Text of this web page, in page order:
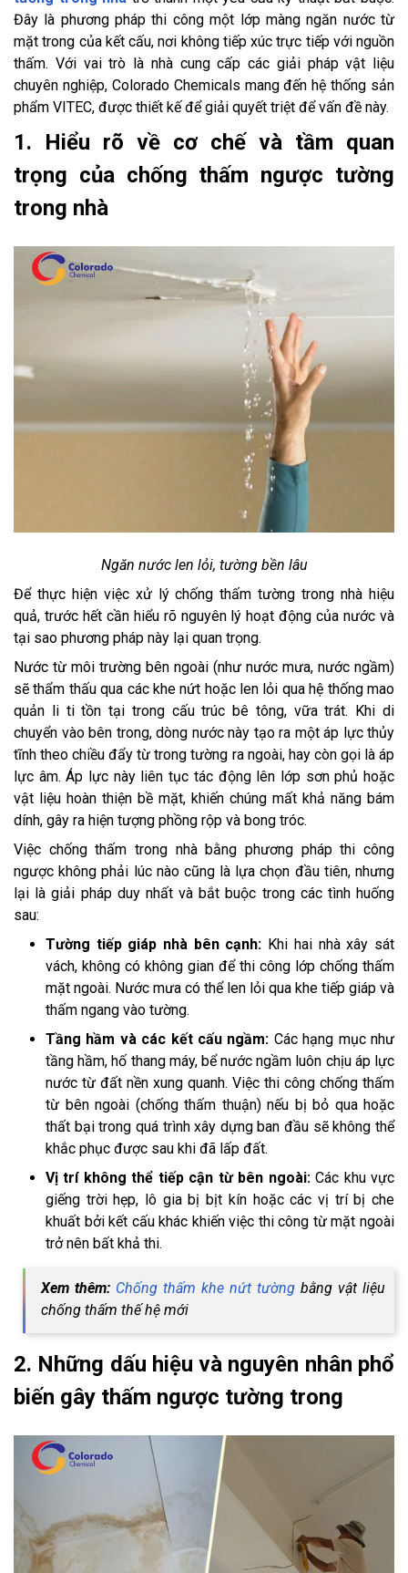
Đây là phương pháp thi công một lớp màng ngăn nước từ
mặt trong của kết cấu, nơi không tiếp xúc trực tiếp với nguồn
thấm. Với vai trò là nhà cung cấp các giải pháp vật liệu
chuyên nghiệp, Colorado Chemicals mang đến hệ thống sản
phẩm VITEC, được thiết kế để giải quyết triệt để vấn đề này.
1. Hiểu rõ về cơ chế và tầm quan
trọng của chống thấm ngược tường
trong nhà
Ngăn nước len lỏi, tường bền lâu
Để thực hiện việc xử lý chống thấm tường trong nhà hiệu
quả, trước hết cần hiểu rõ nguyên lý hoạt động của nước và
tại sao phương pháp này lại quan trọng.
Nước từ môi trường bên ngoài (như nước mưa, nước ngầm)
sẽ thẩm thấu qua các khe nứt hoặc len lỏi qua hệ thống mao
quản li ti tồn tại trong cấu trúc bê tông, vữa trát. Khi di
chuyển vào bên trong, dòng nước này tạo ra một áp lực thủy
tĩnh theo chiều đẩy từ trong tường ra ngoài, hay còn gọi là áp
lực âm. Áp lực này liên tục tác động lên lớp sơn phủ hoặc
vật liệu hoàn thiện bề mặt, khiến chúng mất khả năng bám
dính, gây ra hiện tượng phồng rộp và bong tróc.
Việc chống thấm trong nhà bằng phương pháp thi công
ngược không phải lúc nào cũng là lựa chọn đầu tiên, nhưng
lại là giải pháp duy nhất và bắt buộc trong các tình huống
sau:
Tường tiếp giáp nhà bên cạnh: Khi hai nhà xây sát
vách, không có không gian để thi công lớp chống thấm
mặt ngoài. Nước mưa có thể len lỏi qua khe tiếp giáp và
thấm ngang vào tường.
Tầng hầm và các kết cấu ngầm: Các hạng mục như
tầng hầm, hố thang máy, bể nước ngầm luôn chịu áp lực
nước từ đất nền xung quanh. Việc thi công chống thấm
từ bên ngoài (chống thấm thuận) nếu bị bỏ qua hoặc
thất bại trong quá trình xây dựng ban đầu sẽ không thể
khắc phục được sau khi đã lấp đất.
Vị trí không thể tiếp cận từ bên ngoài:Các khu vực
giếng trời hẹp, lô gia bị bịt kín hoặc các vị trí bị che
khuất bởi kết cấu khác khiến việc thi công từ mặt ngoài
trở nên bất khả thi.
Xem thêm: Chống thấm khe nứt tường bằng vật liệu
chống thấm thế hệ mới
2. Những dấu hiệu và nguyên nhân phổ
biến gây thấm ngược tường trong